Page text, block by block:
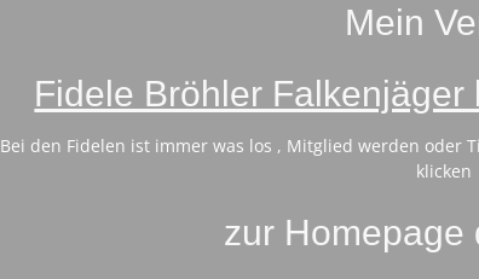
Mein
Fidele Bröhler
Bei den Fidelen ist immer was los , Mitglied werden oder
klicken
zur Homepage